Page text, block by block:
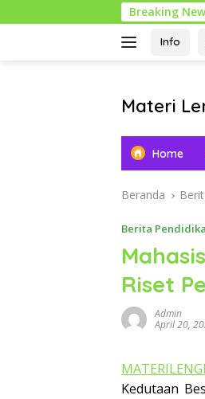
ke
Breaking
Info
Materi
Pendidikan
Lengkap
Home
Beranda
Berita
Riset
Admin
April 20,
Kedutaan